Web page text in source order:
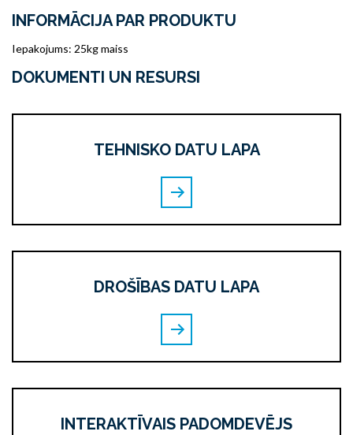
INFORMĀCIJA PAR PRODUKTU
Iepakojums: 25kg maiss
DOKUMENTI UN RESURSI
TEHNISKO DATU LAPA
DROŠĪBAS DATU LAPA
INTERAKTĪVAIS PADOMDEVĒJS